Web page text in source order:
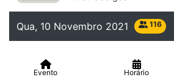
Qua, 10 Novembro 2021 116
Evento Horário